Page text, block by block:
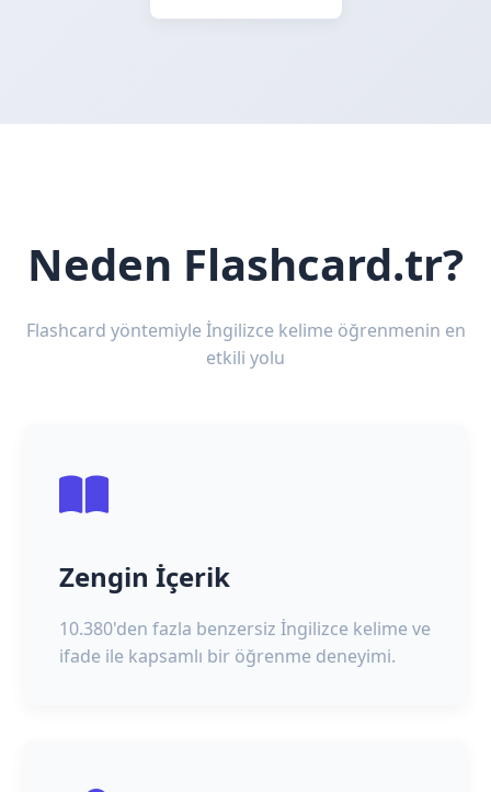
Neden Flashcard.tr?
Flashcard yöntemiyle İngilizce kelime öğrenmenin en
etkili yolu
Zengin İçerik
10.380'den fazla benzersiz İngilizce kelime ve
ifade ile kapsamlı bir öğrenme deneyimi.